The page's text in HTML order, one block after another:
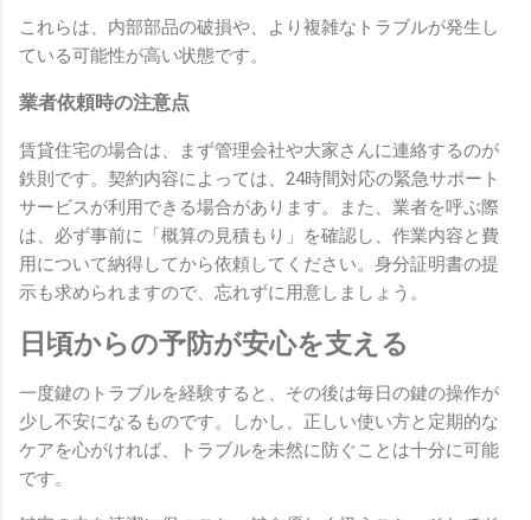
これらは、内部部品の破損や、より複雑なトラブルが発生し
ている可能性が高い状態です。
業者依頼時の注意点
賃貸住宅の場合は、まず管理会社や大家さんに連絡するのが
鉄則です。契約内容によっては、24時間対応の緊急サポート
サービスが利用できる場合があります。また、業者を呼ぶ際
は、必ず事前に「概算の見積もり」を確認し、作業内容と費
用について納得してから依頼してください。身分証明書の提
示も求められますので、忘れずに用意しましょう。
日頃からの予防が安心を支える
一度鍵のトラブルを経験すると、その後は毎日の鍵の操作が
少し不安になるものです。しかし、正しい使い方と定期的な
ケアを心がければ、トラブルを未然に防ぐことは十分に可能
です。